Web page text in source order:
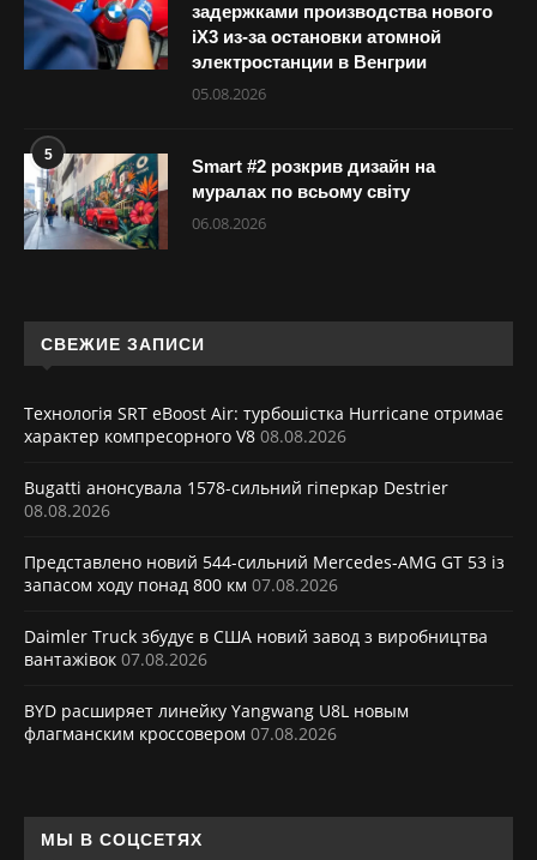
задержками производства нового
iX3 из-за остановки атомной
электростанции в Венгрии
05.08.2026
5
Smart #2 розкрив дизайн на
муралах по всьому світу
06.08.2026
СВЕЖИЕ ЗАПИСИ
Технологія SRT eBoost Air: турбошістка Hurricane отримає
характер компресорного V8 08.08.2026
Bugatti анонсувала 1578-сильний гіперкар Destrier
08.08.2026
Представлено новий 544-сильний Mercedes-AMG GT 53 із
запасом ходу понад 800 км 07.08.2026
Daimler Truck збудує в США новий завод з виробництва
вантажівок 07.08.2026
BYD расширяет линейку Yangwang U8L новым
флагманским кроссовером 07.08.2026
МЫ В СОЦСЕТЯХ